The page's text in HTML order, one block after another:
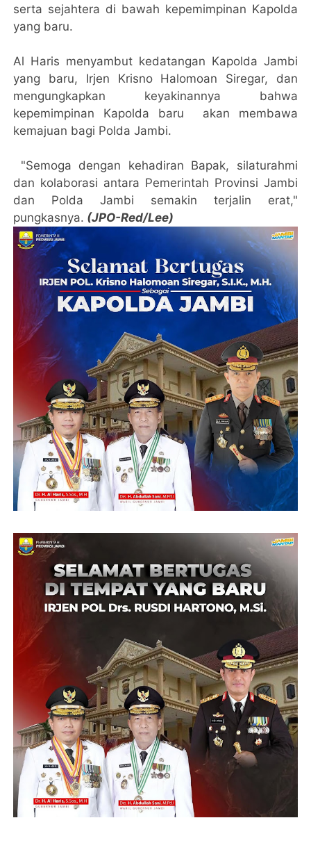
serta sejahtera di bawah kepemimpinan Kapolda
yang baru.
Al Haris menyambut kedatangan Kapolda Jambi
yang baru, Irjen Krisno Halomoan Siregar, dan
mengungkapkan keyakinannya bahwa
kepemimpinan Kapolda baru akan membawa
kemajuan bagi Polda Jambi.
"Semoga dengan kehadiran Bapak, silaturahmi
dan kolaborasi antara Pemerintah Provinsi Jambi
dan Polda Jambi semakin terjalin erat,"
pungkasnya. (JPO-Red/Lee)